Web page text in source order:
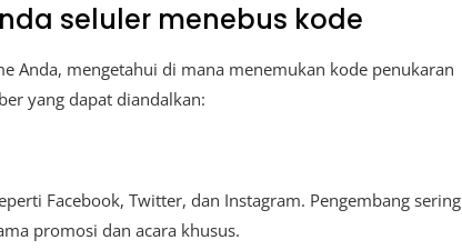
seluler menebus kode
Anda, mengetahui di mana menemukan kode penukaran
yang dapat diandalkan:
Facebook, Twitter, dan Instagram. Pengembang sering
promosi dan acara khusus.